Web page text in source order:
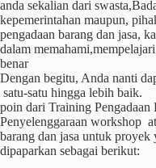
anda sekalian dari
kepemerintahan maupun,
pengadaan barang dan jasa,
dalam
benar
Dengan begitu, Anda nanti
satu-satu hingga lebih baik.
poin dari Training Pengadaan
Penyelenggaraan workshop
barang dan jasa untuk
dipaparkan sebagai berikut: